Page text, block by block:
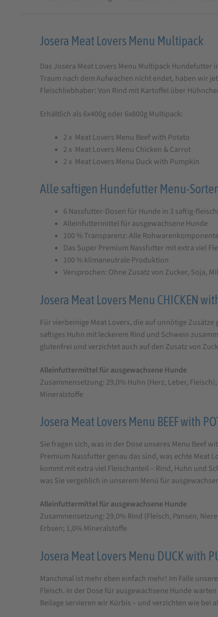
Produktbeschreibung
Josera
Meat
Menu
Hundefutter
Josera Meat Lovers Menu Multipack
Das Josera Meat Lovers Menu Multipack Hundefutter
Traum nach dem Aufwachen nicht endet, haben wir
Fleischliebhaber: Von Rind mit Kartoffel über
Erhältlich als 6x400g oder 6x800g Multipack:
2 x Meat Lovers Menu Beef with Potato
2 x Meat Lovers Menu Chicken & Carrot
2 x Meat Lovers Menu Duck with Pumpkin
Alle saftigen Hundefutter Menu-
6 Nassfutter-Dosen für Hunde in 3 saftig-
Alleinfuttermittel für ausgewachsene Hunde
100 % Transparenz: Alle
Das Super Premium Nassfutter mit extra viel
100 % klimaneutrale Produktion
Versprochen: Ohne Zusatz von Zucker, Soja,
Josera Meat Lovers Menu CHICKEN
Für vierbeinige Meat Lovers, die auf unnötige
saftiges Huhn mit leckerem Rind und Schwein
glutenfrei und verzichtet auch auf den Zusatz von
Alleinfuttermittel für ausgewachsene Hunde
Zusammensetzung: 29,0% Huhn (Herz, Leber,
Mineralstoffe
Josera Meat Lovers Menu BEEF with
Sie fragen sich, was in der Dose unseres Menu Beef
Premium Nassfutter genau das sind, was echte Meat
kommt mit extra viel Fleischanteil – Rind, Huhn und
was Sie vergeblich in unserem Menü für
Alleinfuttermittel für ausgewachsene Hunde
Zusammensetzung: 29,0% Rind (Fleisch, Pansen,
Erbsen; 1,0% Mineralstoffe
Josera Meat Lovers Menu DUCK with
Manchmal ist mehr eben einfach mehr! Im Falle
Fleisch. In der Dose für ausgewachsene Hunde
Beilage servieren wir Kürbis – und verzichten wie bei